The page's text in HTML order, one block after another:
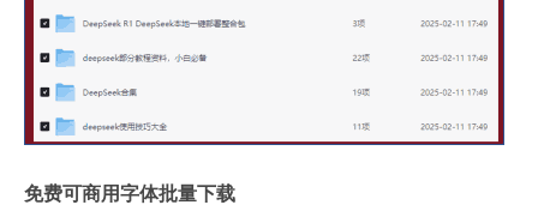
免费可商用字体批量下载